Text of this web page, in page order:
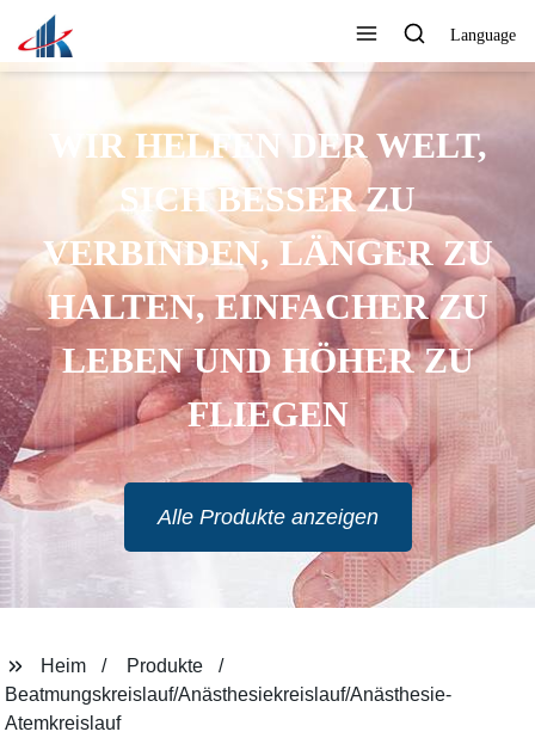
Language
WIR HELFEN DER WELT,
SICH BESSER ZU
VERBINDEN, LÄNGER ZU
HALTEN, EINFACHER ZU
LEBEN UND HÖHER ZU
FLIEGEN
Alle Produkte anzeigen
Heim
Produkte
Beatmungskreislauf/Anästhesiekreislauf/Anästhesie-
Atemkreislauf